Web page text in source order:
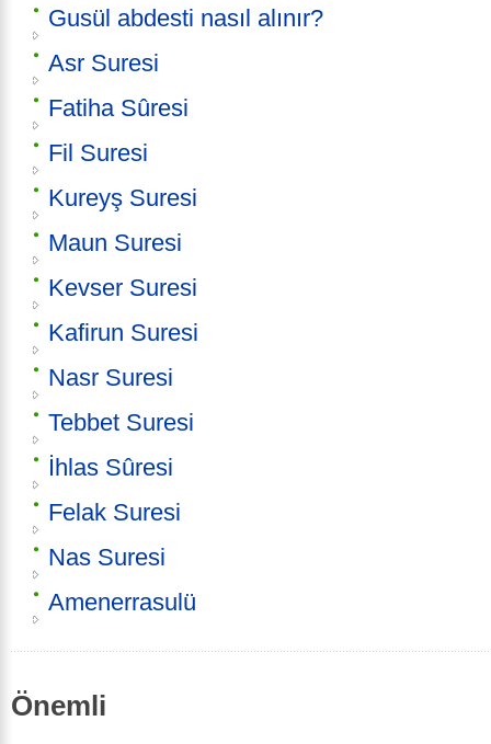
Gusül abdesti nasıl alınır?
Asr Suresi
Fatiha Sûresi
Fil Suresi
Kureyş Suresi
Maun Suresi
Kevser Suresi
Kafirun Suresi
Nasr Suresi
Tebbet Suresi
İhlas Sûresi
Felak Suresi
Nas Suresi
Amenerrasulü
Önemli